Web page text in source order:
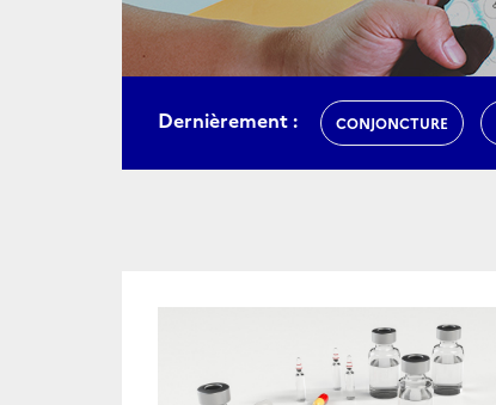
Dernièrement : CONJONCTURE